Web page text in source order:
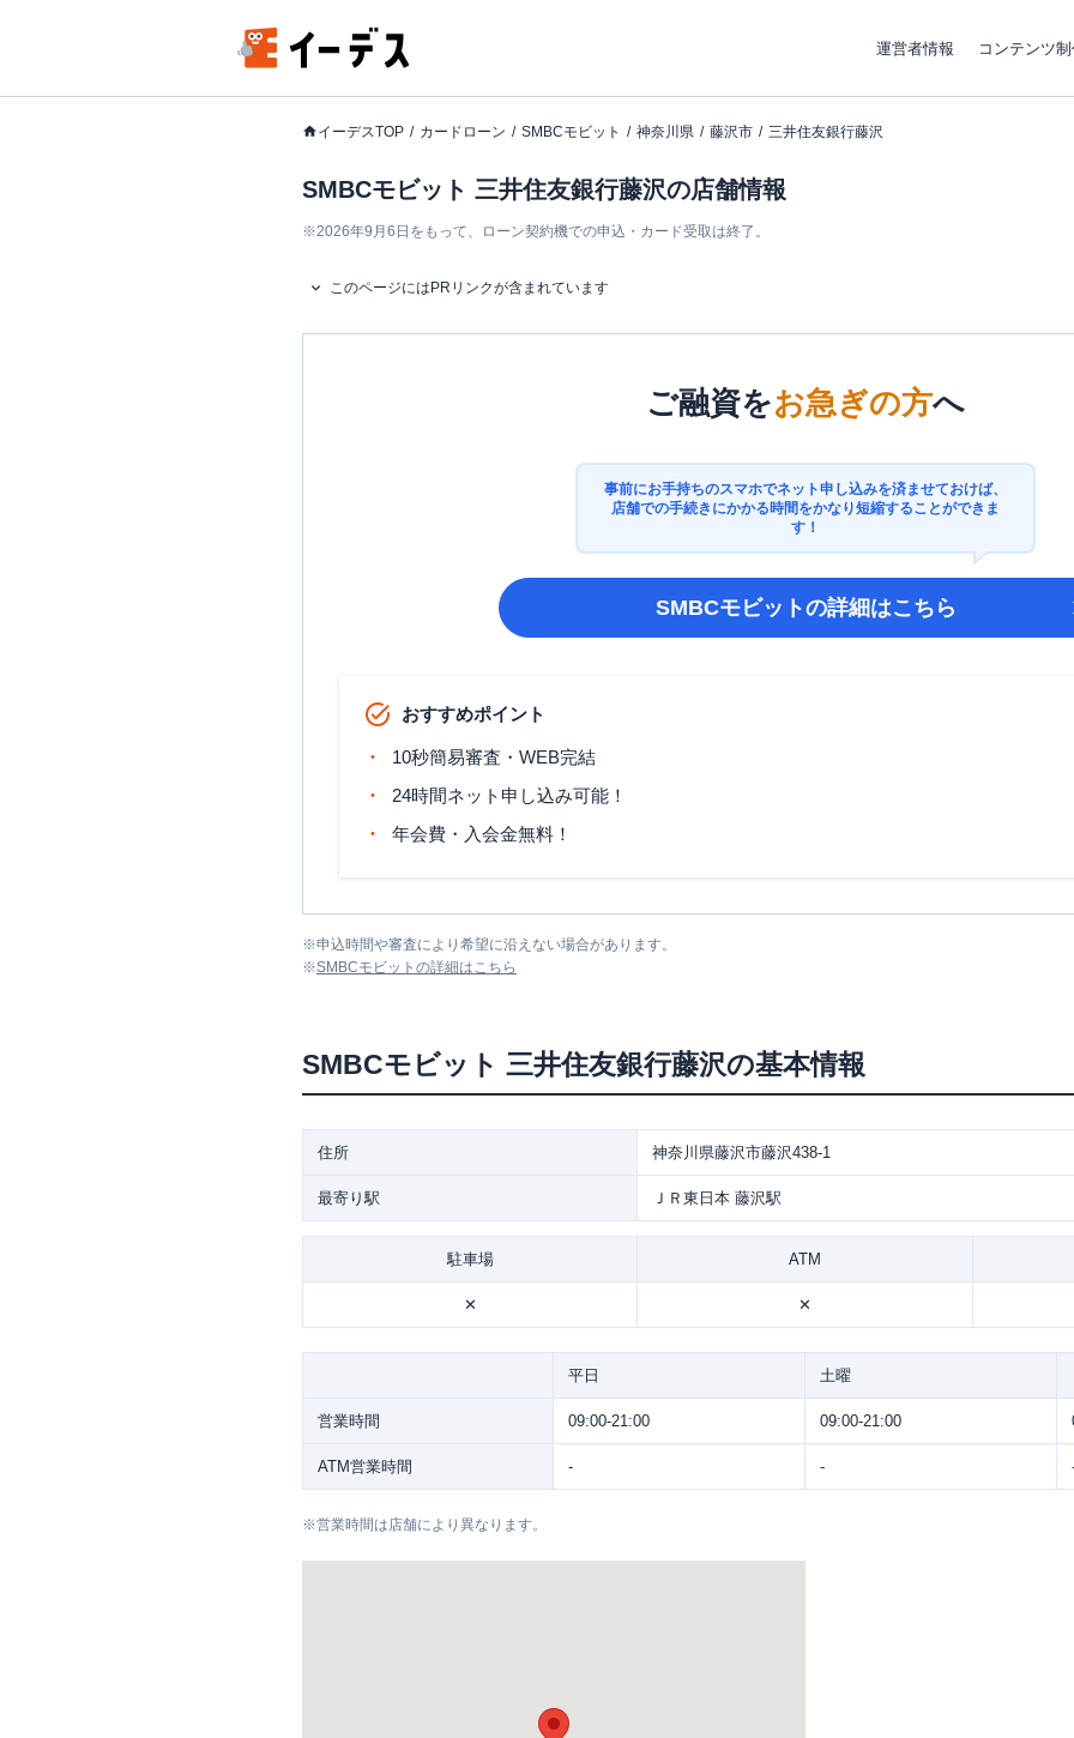
運営者情報 コンテンツ
イーデスTOP カードローン SMBCモビット 神奈川県 藤沢市 三井住友銀行藤沢
SMBCモビット 三井住友銀行藤沢の店舗情報
※2026年9月6日をもって、ローン契約機での申込・カード受取は終了。
このページにはPRリンクが含まれています
ご融資をお急ぎの方へ
事前にお手持ちのスマホでネット申し込みを済ませておけば、
店舗での手続きにかかる時間をかなり短縮することができま
す！
SMBCモビットの詳細はこちら
おすすめポイント
10秒簡易審査・WEB完結
24時間ネット申し込み可能！
年会費・入会金無料！
※申込時間や審査により希望に沿えない場合があります。
※SMBCモビット の詳細はこちら
SMBCモビット 三井住友銀行藤沢の基本情報
住所 神奈川県藤沢市藤沢438-1
最寄り駅 ＪＲ東日本 藤沢駅
駐車場 ATM
✕ ✕
平日 土曜
営業時間 09:00-21:00 09:00-21:00
ATM営業時間 - -
※営業時間は店舗により異なります。